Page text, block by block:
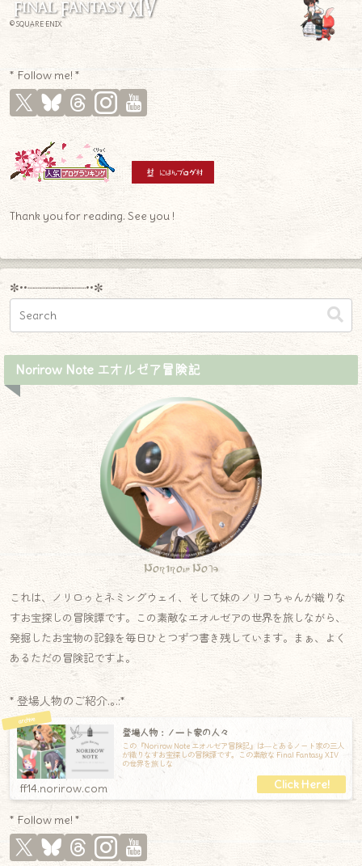
© SQUARE ENIX
* Follow me! *
Thank you for reading. See you !
✼••┈┈┈┈┈┈┈┈┈••✼
Norirow Note エオルゼア冒険記
Norirow Note
これは、ノリロゥとネミングウェイ、そして妹のノリコちゃんが織りな
すお宝探しの冒険譚です。この素敵なエオルゼアの世界を旅しながら、
発掘したお宝物の記録を毎日ひとつずつ書き残しています。まぁ、よく
あるただの冒険記ですよ。
* 登場人物のご紹介.｡.:*
登場人物：ノート家の人々
この『Norirow Note エオルゼア冒険記』は―とあるノート家の三人
が織りなすお宝探しの冒険譚です。この素敵な Final Fantasy XIV
の世界を旅しな
ff14.norirow.com
* Follow me! *